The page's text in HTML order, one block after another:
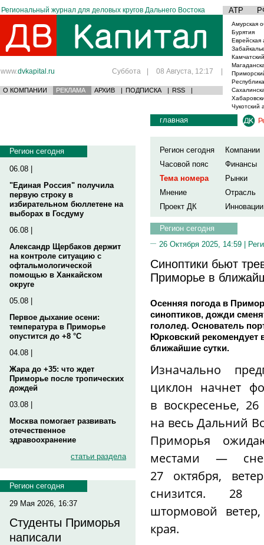
Региональный журнал для деловых кругов Дальнего Востока АТР
www.dvkapital.ru Суббота | 08 Августа, 12:17 |
О КОМПАНИИ РЕКЛАМА АРХИВ | ПОДПИСКА | RSS |
Амурская
Бурятия
Еврейская
Чукотский
Регион сегодня
06.08 |
"Единая Россия" получила
первую строку в
избирательном бюллетене на
выборах в Госдуму
06.08 |
Александр Щербаков держит
на контроле ситуацию с
офтальмологической
помощью в Ханкайском
округе
05.08 |
Первое дыхание осени:
температура в Приморье
опустится до +8 °C
04.08 |
Жара до +35: что ждет
Приморье после тропических
дождей
03.08 |
Москва помогает развивать
отечественное
здравоохранение
статьи раздела
Регион сегодня
29 Мая 2026, 16:37
Студенты Приморья
написали
главная
Регион сегодня
Компании
Часовой пояс
Финансы
Тема номера
Рынки
Мнение
Отрасль
Проект ДК
Инновации
Регион сегодня
26 Октября 2025, 14:59 |
Синоптики бьют
Приморье в
Осенняя погода в
синоптиков, дожди
гололед. Основатель
Юрковский рекомендует
ближайшие сутки.
Изначально
циклон начнет
в воскресенье,
на весь Дальний
Приморья
местами —
27 октября,
снизится. 28
штормовой
края.